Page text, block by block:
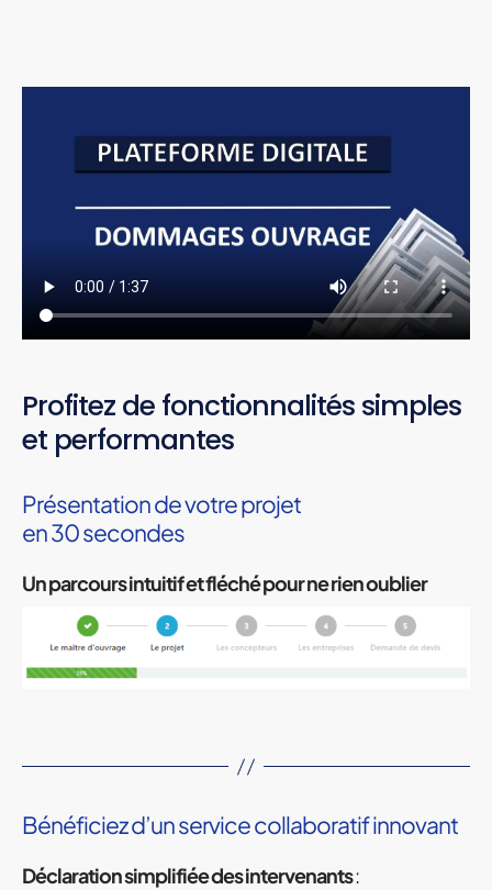
Profitez de fonctionnalités simples
et performantes
Présentation de votre projet
en 30 secondes
Un parcours intuitif et fléché pour ne rien oublier
Bénéficiez d’un service collaboratif innovant
Déclaration simplifiée des intervenants: